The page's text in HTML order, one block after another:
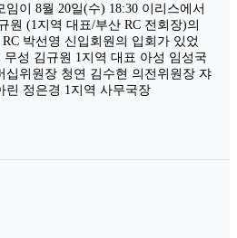
이 8월 20일(수) 18:30 이리스에서
원 (1지역 대표/부산 RC 전회장)의
박선영 신입회원의 입회가 있었
성 김규원 1지역 대표 아성 임성국
십위원장 청연 김수현 의전위원장 쟈
린 정은경 1지역 사무국장